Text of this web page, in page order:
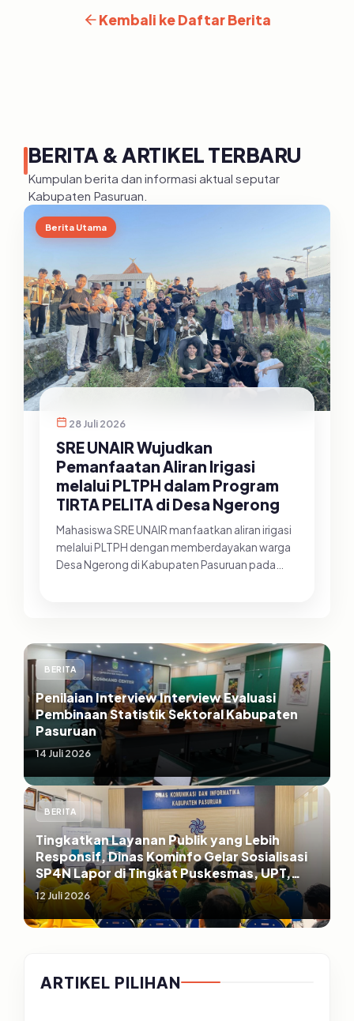
Kembali ke Daftar Berita
BERITA & ARTIKEL TERBARU
Kumpulan berita dan informasi aktual seputar
Kabupaten Pasuruan.
Berita Utama
28 Juli 2026
SRE UNAIR Wujudkan
Pemanfaatan Aliran Irigasi
melalui PLTPH dalam Program
TIRTA PELITA di Desa Ngerong
Mahasiswa SRE UNAIR manfaatkan aliran irigasi
melalui PLTPH dengan memberdayakan warga
Desa Ngerong di Kabupaten Pasuruan pada
BERITA
Penilaian Interview Interview Evaluasi
Pembinaan Statistik Sektoral Kabupaten
Pasuruan
14 Juli 2026
BERITA
Tingkatkan Layanan Publik yang Lebih
Responsif, Dinas Kominfo Gelar Sosialisasi
SP4N Lapor di Tingkat Puskesmas, UPT,
serta SD/SMP di Kabupaten Pasuruan
12 Juli 2026
ARTIKEL PILIHAN